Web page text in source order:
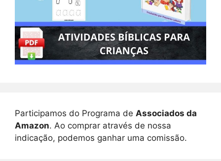
Participamos do Programa de Associados da
Amazon. Ao comprar através de nossa
indicação, podemos ganhar uma comissão.